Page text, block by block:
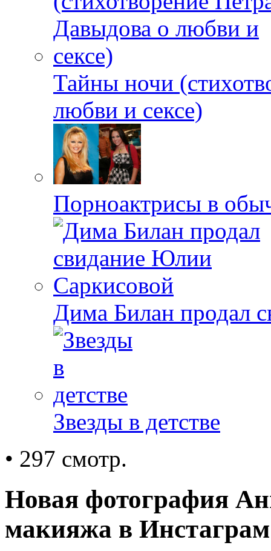
Тайны ночи
любви и сексе)
Порноактрисы в
Дима Билан продал
Звезды в детстве
• 297 смотр.
Новая фотография
макияжа в Инстаграм